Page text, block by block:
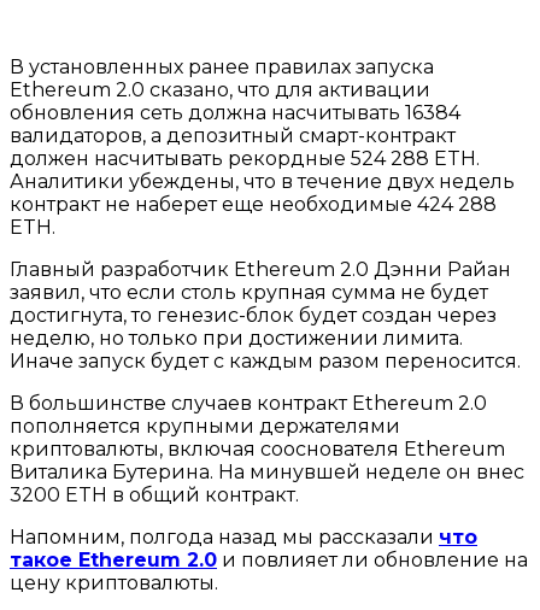
В установленных ранее правилах запуска
Ethereum 2.0 сказано, что для активации
обновления сеть должна насчитывать 16384
валидаторов, а депозитный смарт-контракт
должен насчитывать рекордные 524 288 ETH.
Аналитики убеждены, что в течение двух недель
контракт не наберет еще необходимые 424 288
ETH.
Главный разработчик Ethereum 2.0 Дэнни Райан
заявил, что если столь крупная сумма не будет
достигнута, то генезис-блок будет создан через
неделю, но только при достижении лимита.
Иначе запуск будет с каждым разом переносится.
В большинстве случаев контракт Ethereum 2.0
пополняется крупными держателями
криптовалюты, включая сооснователя Ethereum
Виталика Бутерина. На минувшей неделе он внес
3200 ETH в общий контракт.
Напомним, полгода назад мы рассказали что
такое Ethereum 2.0 и повлияет ли обновление на
цену криптовалюты.